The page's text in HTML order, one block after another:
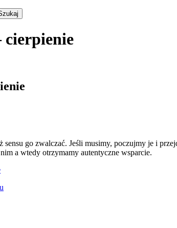
cierpienie
sensu go zwalczać. Jeśli musimy, poczujmy je i
a wtedy otrzymamy autentyczne wsparcie.